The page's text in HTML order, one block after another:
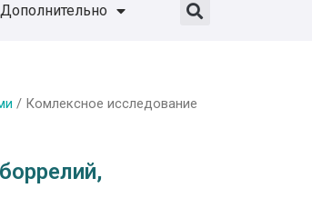
Дополнительно
/ Комлексное исследование